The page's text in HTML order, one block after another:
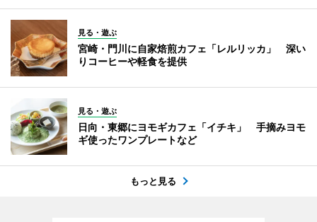
見る・遊ぶ
宮崎・門川に自家焙煎カフェ「レルリッカ」 深い
りコーヒーや軽食を提供
見る・遊ぶ
日向・東郷にヨモギカフェ「イチキ」 手摘みヨモ
ギ使ったワンプレートなど
もっと見る